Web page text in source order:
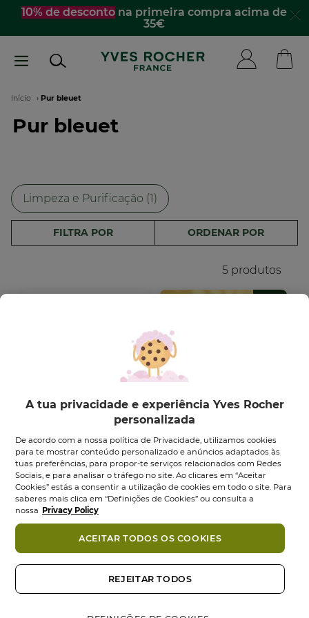
Passar
conteúdo
10% de descontona primeira compra acima de
35€
Navegação
estrutural
Início Pur bleuet
Pur bleuet
Limpeza e Purificação (1)
FILTRA POR ORDENAR POR
5 produtos
Desmaquilhante
Express...
Frasco 200 ml
0.0 (0)
0.0
em
10,95 €
Adicionar
Desmaquilhante
Express...
Conjunto 1 un
0.0 (0)
0.0
8,95 € 13,90 €
Adicionar
-33%
A tua privacidade e experiência Yves Rocher
personalizada
De acordo com a nossa política de Privacidade, utilizamos cookies
para te mostrar conteúdo personalizado e anúncios adaptados às
tuas preferências, para propor-te serviços relacionados com Redes
Sociais, e para analisar o tráfego no site. Ao clicares em “Aceitar
Cookies” estás a consentir a utilização de cookies em todo o site. Para
saberes mais clica em “Definições de Cookies” ou consulta a
nossa Privacy Policy
REJEITAR TODOS
ACEITAR TODOS OS COOKIES